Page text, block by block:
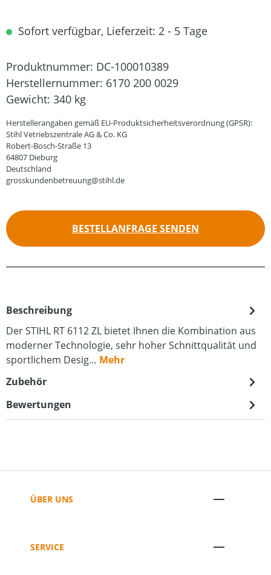
Sofort verfügbar, Lieferzeit: 2 - 5 Tage
Produktnummer: DC-100010389
Herstellernummer: 6170 200 0029
Gewicht: 340 kg
Herstellerangaben gemäß EU-Produktsicherheitsverordnung (GPSR):
Stihl Vetriebszentrale AG & Co. KG
Robert-Bosch-Straße 13
64807 Dieburg
Deutschland
grosskundenbetreuung@stihl.de
BESTELLANFRAGE SENDEN
Beschreibung
Der STIHL RT 6112 ZL bietet Ihnen die Kombination aus
moderner Technologie, sehr hoher Schnittqualität und
sportlichem Desig… Mehr
Zubehör
Bewertungen
ÜBER UNS
SERVICE